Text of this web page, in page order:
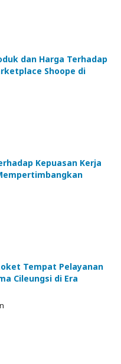
dan Harga Terhadap
Shoope di
Kepuasan Kerja
Tempat Pelayanan
Cileungsi di Era